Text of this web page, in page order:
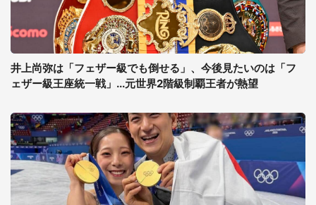
井上尚弥は「フェザー級でも倒せる」、今後見たいのは「フ
ェザー級王座統一戦」...元世界2階級制覇王者が熱望